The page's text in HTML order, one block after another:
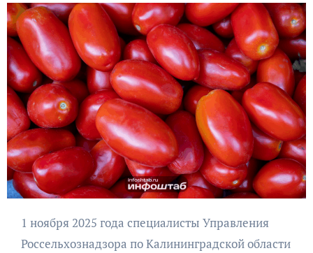
1 ноября 2025 года специалисты Управления
Россельхознадзора по Калининградской области